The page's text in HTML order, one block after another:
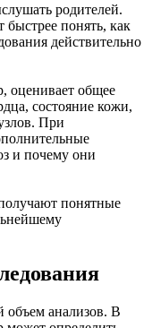
родителей.
понять, как
действительно
оценивает общее
состояние кожи,
При
и почему они
понятные
объем анализов. В